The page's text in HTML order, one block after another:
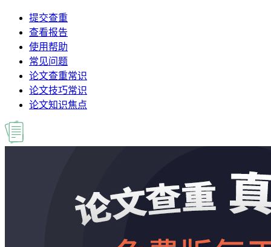
提交查重
查看报告
使用帮助
常见问题
论文查重常识
论文技巧常识
论文知识焦点